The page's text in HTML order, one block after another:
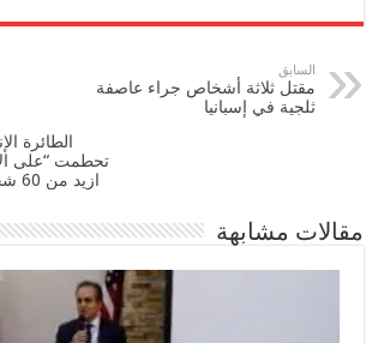
السابق
مقتل ثلاثة أشخاص جراء عاصفة
ثلجية في إسبانيا
الطائرة
تحطمت “على
ازيد من 60 شخص لقو مصرعهم
مقالات مشابهة